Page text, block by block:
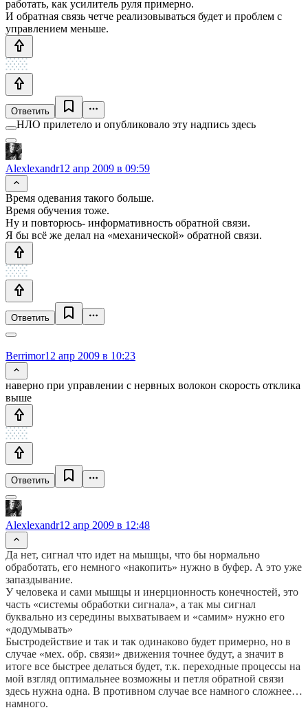
работать, как усилитель руля примерно.
И обратная связь четче реализовываться будет и проблем с
управлением меньше.
Ответить
НЛО прилетело и опубликовало эту надпись здесь
Alexlexandr12 апр 2009 в 09:59
Время одевания такого больше.
Время обучения тоже.
Ну и повторюсь- информативность обратной связи.
Я бы всё же делал на «механической» обратной связи.
Ответить
Berrimor12 апр 2009 в 10:23
наверно при управлении с нервных волокон скорость отклика
выше
Ответить
Alexlexandr12 апр 2009 в 12:48
Да нет, сигнал что идет на мышцы, что бы нормально
обработать, его немного «накопить» нужно в буфер. А это уже
запаздывание.
У человека и сами мышцы и инерционность конечностей, это
часть «системы обработки сигнала», а так мы сигнал
буквально из середины выхватываем и «самим» нужно его
«додумывать»
Быстродействие и так и так одинаково будет примерно, но в
случае «мех. обр. связи» движения точнее будут, а значит в
итоге все быстрее делаться будет, т.к. переходные процессы на
мой взгляд оптимальнее возможны и петля обратной связи
здесь нужна одна. В противном случае все намного сложнее…
намного.